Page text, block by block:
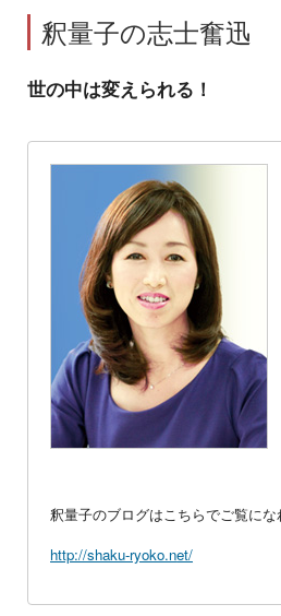
釈量子の志士奮迅
世の中は変えられる！
釈量子のブログはこちらでご覧にな
http://shaku-ryoko.net/